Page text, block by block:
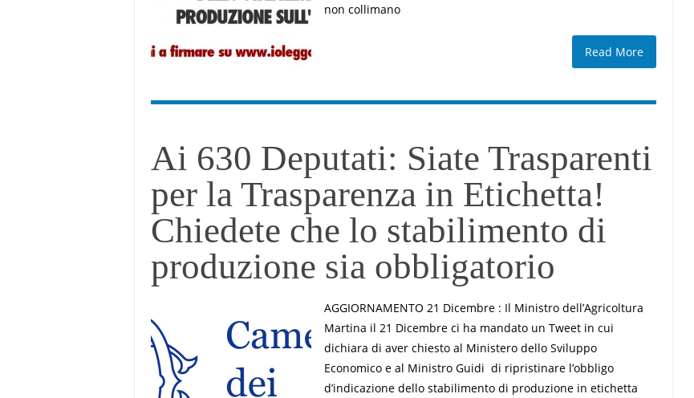
non collimano
Read More
Ai 630 Deputati: Siate Trasparenti
per la Trasparenza in Etichetta!
Chiedete che lo stabilimento di
produzione sia obbligatorio
AGGIORNAMENTO 21 Dicembre : Il Ministro dell’Agricoltura
Martina il 21 Dicembre ci ha mandato un Tweet in cui
dichiara di aver chiesto al Ministero dello Sviluppo
Economico e al Ministro Guidi di ripristinare l’obbligo
d’indicazione dello stabilimento di produzione in etichetta